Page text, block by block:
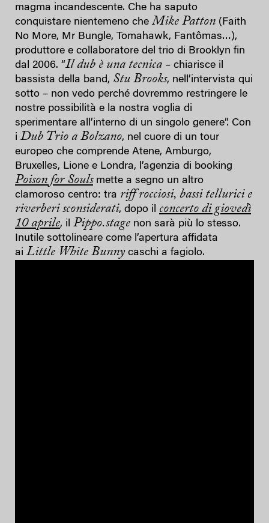
magma incandescente. Che ha saputo
conquistare nientemeno che Mike Patton (Faith
No More, Mr Bungle, Tomahawk, Fantômas…),
produttore e collaboratore del trio di Brooklyn fin
dal 2006. “Il dub è una tecnica – chiarisce il
bassista della band, Stu Brooks, nell’intervista qui
sotto – non vedo perché dovremmo restringere le
nostre possibilità e la nostra voglia di
sperimentare all’interno di un singolo genere”. Con
i Dub Trio a Bolzano, nel cuore di un tour
europeo che comprende Atene, Amburgo,
Bruxelles, Lione e Londra, l’agenzia di booking
Poison for Soulsmette a segno un altro
clamoroso centro: tra riff rocciosi, bassi tellurici e
riverberi sconsiderati, dopo il concerto di giovedì
10 aprile, il Pippo.stage non sarà più lo stesso.
Inutile sottolineare come l’apertura affidata
ai Little White Bunnycaschi a fagiolo.